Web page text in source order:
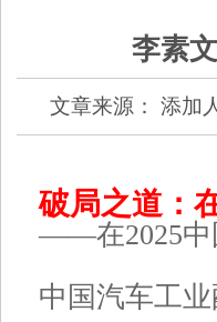
李素
文章来源： 添加
破局之道：
——在2025中
中国汽车工